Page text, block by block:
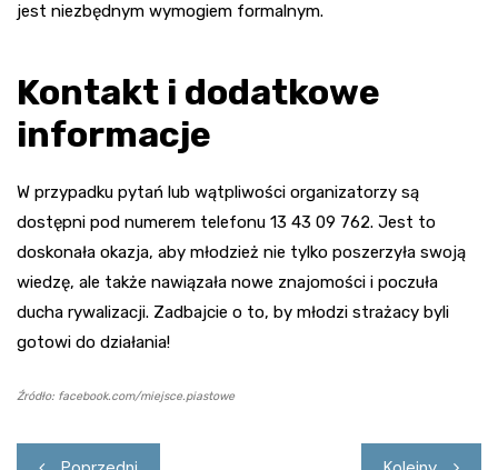
jest niezbędnym wymogiem formalnym.
Kontakt i dodatkowe
informacje
W przypadku pytań lub wątpliwości organizatorzy są
dostępni pod numerem telefonu 13 43 09 762. Jest to
doskonała okazja, aby młodzież nie tylko poszerzyła swoją
wiedzę, ale także nawiązała nowe znajomości i poczuła
ducha rywalizacji. Zadbajcie o to, by młodzi strażacy byli
gotowi do działania!
Źródło: facebook.com/miejsce.piastowe